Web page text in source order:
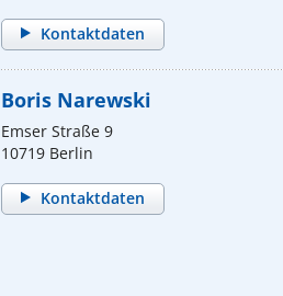
Kontaktdaten
Boris Narewski
Emser Straße 9
10719 Berlin
Kontaktdaten